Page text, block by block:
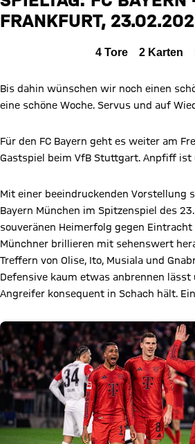
FCB
FRANKFURT,
4 Tore 2 Karten
Bis dahin wünschen wir noch einen
eine schöne Woche. Servus und auf
Für den FC Bayern geht es weiter am
Gastspiel beim VfB Stuttgart. Anpfiff ist
Mit einer beeindruckenden Vorstellung
Bayern München im Spitzenspiel des
souveränen Heimerfolg gegen
Münchner brillieren mit sehenswert
Treffern von Olise, Ito, Musiala und
Defensive kaum etwas anbrennen
Angreifer konsequent in Schach hält.